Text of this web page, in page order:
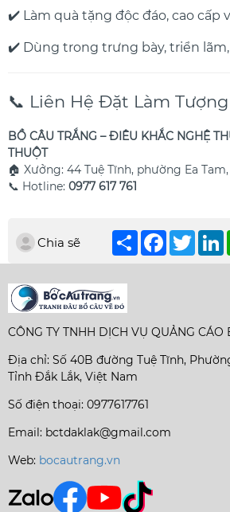
✔️ Làm quà tặng độc đáo, cao cấp
✔️ Dùng trong trưng bày, triển
📞 Liên Hệ Đặt Làm Tượng
BỒ CÂU TRẮNG – ĐIÊU KHẮC NGHỆ
THUỘT
🏠 Xưởng: 44 Tuệ Tĩnh, phường Ea Tam,
📞 Hotline: 0977 617 761
Chia sẽ
Chia
sẻ
Facebook
CÔNG TY TNHH DỊCH VỤ QUẢNG CÁO
Địa chỉ: Số 40B đường Tuệ Tĩnh,
Tỉnh Đắk Lắk, Việt Nam
Số điện thoại: 0977617761
Email: bctdaklak@gmail.com
Web: bocautrang.vn